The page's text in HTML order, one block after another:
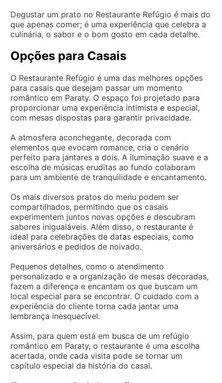
Degustar um prato no Restaurante Refúgio é mais do
que apenas comer; é uma experiência que celebra a
culinária, o sabor e o bom gosto em cada detalhe.
Opções para Casais
O Restaurante Refúgio é uma das melhores opções
para casais que desejam passar um momento
romântico em Paraty. O espaço foi projetado para
proporcionar uma experiência intimista e especial,
com mesas dispostas para garantir privacidade.
A atmosfera aconchegante, decorada com
elementos que evocam romance, cria o cenário
perfeito para jantares a dois. A iluminação suave e a
escolha de músicas eruditas ao fundo colaboram
para um ambiente de tranquilidade e encantamento.
Os mais diversos pratos do menu podem ser
compartilhados, permitindo que os casais
experimentem juntos novas opções e descubram
sabores inigualáveis. Além disso, o restaurante é
ideal para celebrações de datas especiais, como
aniversários e pedidos de noivado.
Pequenos detalhes, como o atendimento
personalizado e a organização de mesas decoradas,
fazem a diferença e encantam os que buscam um
local especial para se encontrar. O cuidado com a
experiência do cliente torna cada jantar uma
lembrança inesquecível.
Assim, para quem está em busca de um refúgio
romântico em Paraty, o restaurante é uma escolha
acertada, onde cada visita pode se tornar um
capítulo especial da história do casal.